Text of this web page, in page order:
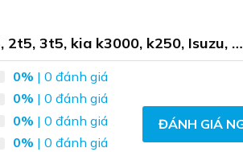
2t5, 3t5, kia k3000, k250, Isuzu, …
0% | 0 đánh giá
0% | 0 đánh giá
0% | 0 đánh giá
0% | 0 đánh giá
ĐÁNH GIÁ